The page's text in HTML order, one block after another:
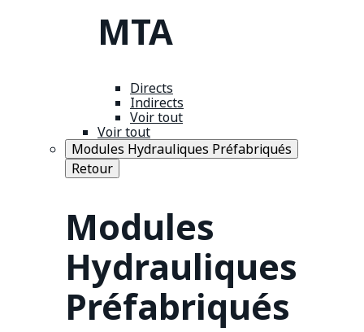
MTA
Directs
Indirects
Voir tout
Voir tout
Modules Hydrauliques Préfabriqués
Retour
Modules
Hydrauliques
Préfabriqués